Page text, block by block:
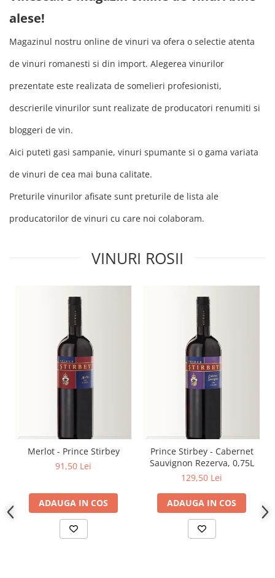
alese!
Magazinul nostru online de vinuri va ofera o selectie atenta
de vinuri romanesti si din import. Alegerea vinurilor
prezentate este realizata de somelieri profesionisti,
descrierile vinurilor sunt realizate de producatori renumiti si
bloggeri de vin.
Aici puteti gasi sampanie, vinuri spumante si o gama variata
de vinuri de cea mai buna calitate.
Preturile vinurilor afisate sunt preturile de lista ale
producatorilor de vinuri cu care noi colaboram.
VINURI ROSII
Merlot - Prince Stirbey
91,50 Lei
ADAUGA IN COS
Prince Stirbey - Cabernet
Sauvignon Rezerva, 0,75L
129,50 Lei
ADAUGA IN COS